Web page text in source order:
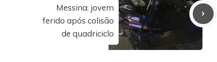
Messina: jovem
ferido após colisão
de quadriciclo